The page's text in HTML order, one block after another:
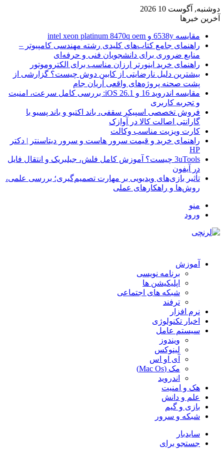
دوشنبه, آگوست 10 2026
آخرین خبرها
مقایسه 6538y و intel xeon platinum 8470q oem
راهنمای جامع کتاب‌های کلیدی رشته مهندسی کامپیوتر –
منابع ضروری برای دانشجویان فنی و حرفه‌ای
راهنمای خرید اینورتر ارزان مناسب برای الکتروموتور
بیشترین دلیل نارضایتی از کابین دوش چیست؟ گزارشی از
پشت صحنه پروژه‌های واقعی آریان جام
مقایسه اندروید 16 و iOS 26.1: بررسی کامل سرعت، امنیت
و تجربه کاربری
فروش تخصصی اسپیکر سقفی، باند اکتیو و باند پسیو با
گارانتی اصالت کالا در آوازک
کارت ویزیت مناسب وکالت
راهنمای خرید و قیمت سرور هاست و سرور دیتاسنتر | دکتر
HP
3uTools چیست؟ آموزش کامل فلش، جیلبریک و انتقال فایل
در آیفون
تأثیر بازی‌های ویدیویی بر مهارت تصمیم‌گیری؛ بررسی علمی،
روش‌ها و راهکارهای عملی
منو
ورود
آموزش
برنامه نویسی
اپلیکیشن ها
شبکه های اجتماعی
ترفند
نرم افزار
اخبار تکنولوژی
سیستم عامل
ویندوز
لینوکس
آی او اس
مک (Mac Os)
اندروید
هک و امنیت
علم و دانش
بازی و گیم
شبکه و سرور
سایدبار
جستجو برای